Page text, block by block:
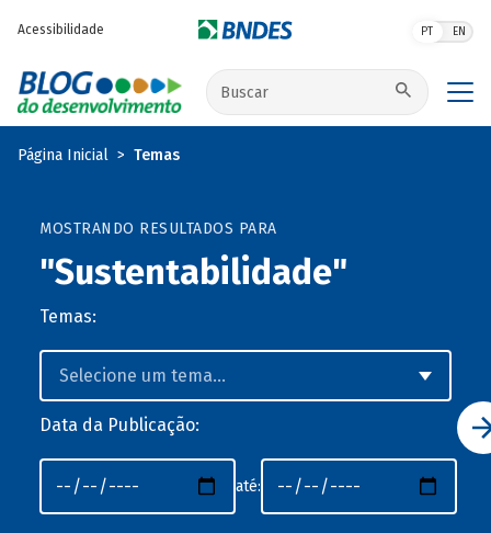
Acessibilidade PT EN
Buscar no site
Página Inicial Temas
MOSTRANDO RESULTADOS PARA
"Sustentabilidade"
Temas:
Data da Publicação:
até: